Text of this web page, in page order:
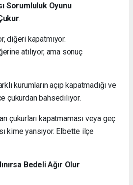
Sorumluluk Oyunu
.
diğeri kapatmıyor.
atılıyor, ama sonuç
kurumların açıp kapatmadığı ve
çukurdan bahsediliyor.
çukurları kapatmaması veya geç
kime yansıyor. Elbette ilçe
Bedeli Ağır Olur